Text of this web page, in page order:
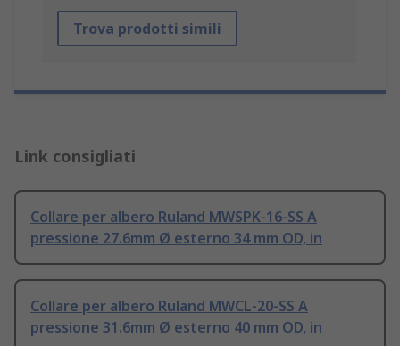
Trova prodotti simili
Link consigliati
Collare per albero Ruland MWSPK-16-SS A
pressione 27.6mm Ø esterno 34 mm OD, in
Collare per albero Ruland MWCL-20-SS A
pressione 31.6mm Ø esterno 40 mm OD, in